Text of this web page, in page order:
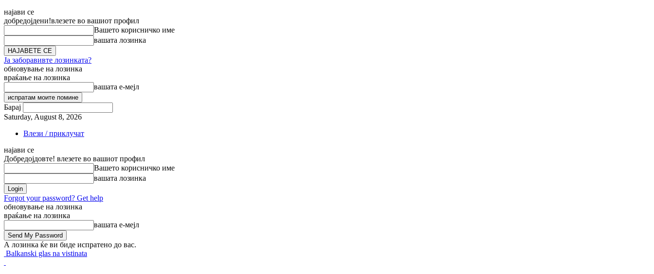
најави се
добредојдени!влезете во вашиот профил
Вашето корисничко име
вашата лозинка
Ја заборавивте лозинката?
обновување на лозинка
враќање на лозинка
вашата е-мејл
Барај
Saturday, August 8, 2026
Влези / приклучат
најави се
Добредојдовте! влезете во вашиот профил
Вашето корисничко име
вашата лозинка
Forgot your password? Get help
обновување на лозинка
враќање на лозинка
вашата е-мејл
А лозинка ќе ви биде испратено до вас.
Balkanski glas na vistinata